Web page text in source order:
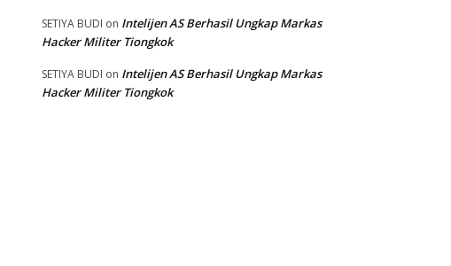
SETIYA BUDI on Intelijen AS Berhasil Ungkap Markas
Hacker Militer Tiongkok
SETIYA BUDI on Intelijen AS Berhasil Ungkap Markas
Hacker Militer Tiongkok